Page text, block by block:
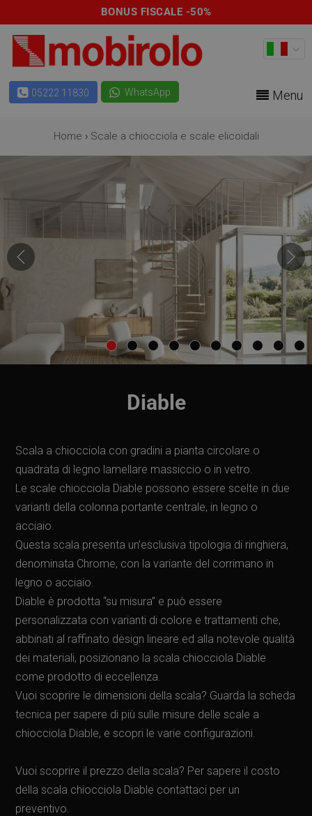
BONUS FISCALE -50%
05222 11830 WhatsApp Menu
Home › Scale a chiocciola e scale elicoidali
Diable
Scala a chiocciola con gradini a pianta circolare o
quadrata di legno lamellare massiccio o in vetro.
Le scale chiocciola Diable possono essere scelte in due
varianti della colonna portante centrale, in legno o
acciaio.
Questa scala presenta un’esclusiva tipologia di ringhiera,
denominata Chrome, con la variante del corrimano in
legno o acciaio.
Diable è prodotta “su misura” e può essere
personalizzata con varianti di colore e trattamenti che,
abbinati al raffinato design lineare ed alla notevole qualità
dei materiali, posizionano la scala chiocciola Diable
come prodotto di eccellenza.
Vuoi scoprire le dimensioni della scala? Guarda la scheda
tecnica per sapere di più sulle misure delle scale a
chiocciola Diable, e scopri le varie configurazioni.
Vuoi scoprire il prezzo della scala? Per sapere il costo
della scala chiocciola Diable contattaci per un
preventivo.